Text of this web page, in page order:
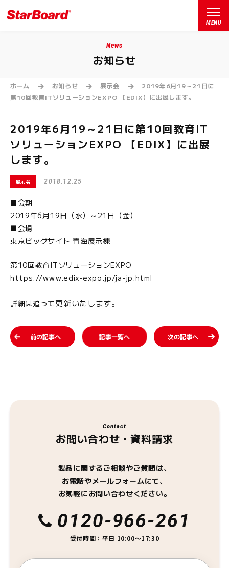
MENU
News
お知らせ
ホーム お知らせ 展示会
2019年6月19～21日に
第10回教育ITソリューションEXPO 【EDIX】に出展します。
2019年6月19～21日に第10回教育IT
ソリューションEXPO 【EDIX】に出展
します。
展示会 2018.12.25
■会期
2019年6月19日（水）～21日（金）
■会場
東京ビッグサイト 青海展示棟
第10回教育ITソリューションEXPO
https://www.edix-expo.jp/ja-jp.html
詳細は追って更新いたします。
前の記事へ 記事一覧へ 次の記事へ
Contact
お問い合わせ・資料請求
製品に関するご相談やご質問は、
お電話やメールフォームにて、
お気軽にお問い合わせください。
0120-966-261
受付時間：平日 10:00～17:30